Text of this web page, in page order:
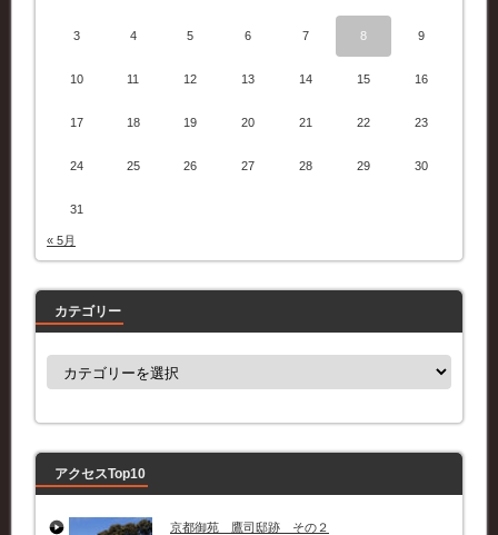
3 4 5 6 7 8 9
10 11 12 13 14 15 16
17 18 19 20 21 22 23
24 25 26 27 28 29 30
31
« 5月
カテゴリー
カ
ー
アクセスTop10
京都御苑 鷹司邸跡 その２